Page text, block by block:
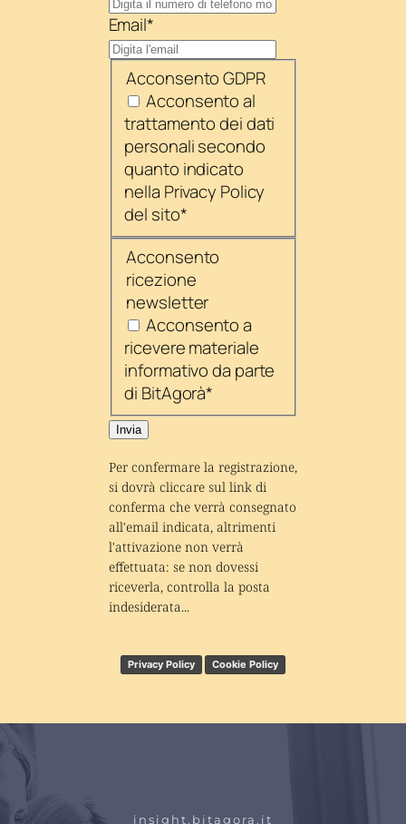
Email*
Acconsento GDPR
Acconsento al
trattamento dei dati
personali secondo
quanto indicato
nella Privacy Policy
del sito*
Acconsento
ricezione
newsletter
Acconsento a
ricevere materiale
informativo da parte
di BitAgorà*
Invia
Per confermare la registrazione,
si dovrà cliccare sul link di
conferma che verrà consegnato
all'email indicata, altrimenti
l'attivazione non verrà
effettuata: se non dovessi
riceverla, controlla la posta
indesiderata...
Privacy Policy Cookie Policy
insight.bitagora.it